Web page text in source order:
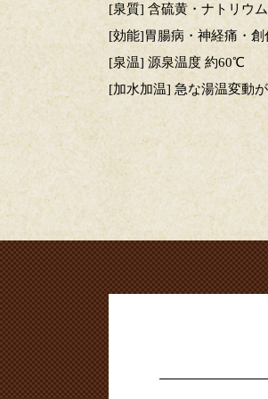
[泉質] 含硫黄・ナトリウ
[効能]胃腸病・神経痛・
[泉温] 源泉温度 約60℃
[加水加温] 急な湯温変動